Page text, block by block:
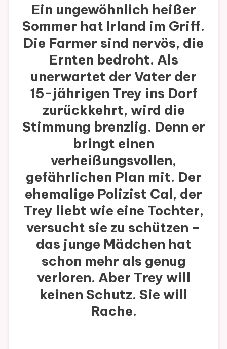
Ein ungewöhnlich heißer
Sommer hat Irland im Griff.
Die Farmer sind nervös, die
Ernten bedroht. Als
unerwartet der Vater der
15-jährigen Trey ins Dorf
zurückkehrt, wird die
Stimmung brenzlig. Denn er
bringt einen
verheißungsvollen,
gefährlichen Plan mit. Der
ehemalige Polizist Cal, der
Trey liebt wie eine Tochter,
versucht sie zu schützen –
das junge Mädchen hat
schon mehr als genug
verloren. Aber Trey will
keinen Schutz. Sie will
Rache.